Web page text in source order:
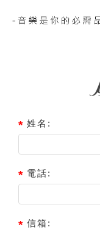
姓名:
電話:
信箱: